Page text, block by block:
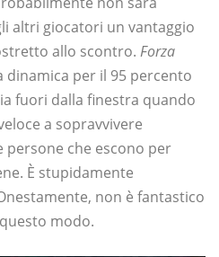
altri giocatori un vantaggio
allo scontro. Forza
dinamica per il 95 percento
fuori dalla finestra quando
a sopravvivere
persone che escono per
È stupidamente
non è fantastico
modo.